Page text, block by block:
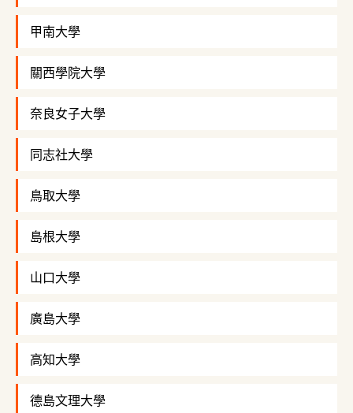
甲南大學
關西學院大學
奈良女子大學
同志社大學
鳥取大學
島根大學
山口大學
廣島大學
高知大學
德島文理大學